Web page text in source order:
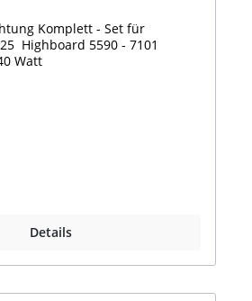
Komplett - Set für
Highboard 5590 - 7101
Watt
Details